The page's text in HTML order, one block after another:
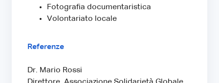
Fotografia documentaristica
Volontariato locale
Referenze
Dr. Mario Rossi